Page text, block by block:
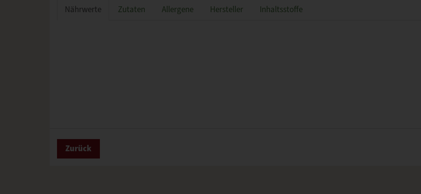
Nährwerte Zutaten Allergene Hersteller Inhaltsstoffe
Zurück